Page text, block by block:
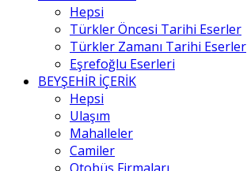
Hepsi
Türkler Öncesi Tarihi Eserler
Türkler Zamanı Tarihi Eserler
Eşrefoğlu Eserleri
BEYŞEHİR İÇERİK
Hepsi
Ulaşım
Mahalleler
Camiler